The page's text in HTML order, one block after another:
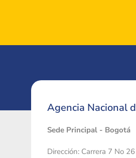
Agencia Nacional
Sede Principal - Bogotá
Dirección: Carrera 7 No